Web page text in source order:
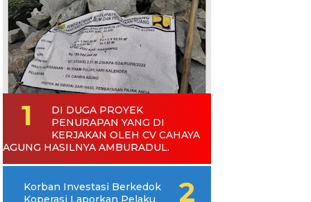
DI DUGA PROYEK
PENURAPAN YANG DI
KERJAKAN OLEH CV CAHAYA
AGUNG HASILNYA AMBURADUL.
Korban Investasi Berkedok
Koperasi Laporkan Pelaku